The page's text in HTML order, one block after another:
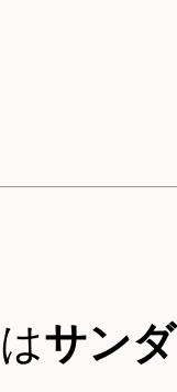
はサン